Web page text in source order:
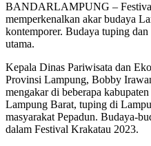
BANDARLAMPUNG –
memperkenalkan akar budaya
kontemporer. Budaya tuping
utama.
Kepala Dinas Pariwisata dan
Provinsi Lampung, Bobby
mengakar di beberapa
Lampung Barat, tuping di
masyarakat Pepadun. Budaya-
dalam Festival Krakatau 2023.